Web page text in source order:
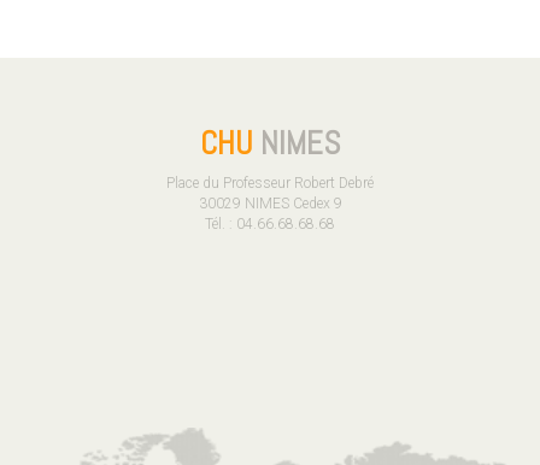
CHU NIMES
Place du Professeur Robert Debré
30029 NIMES Cedex 9
Tél. : 04.66.68.68.68